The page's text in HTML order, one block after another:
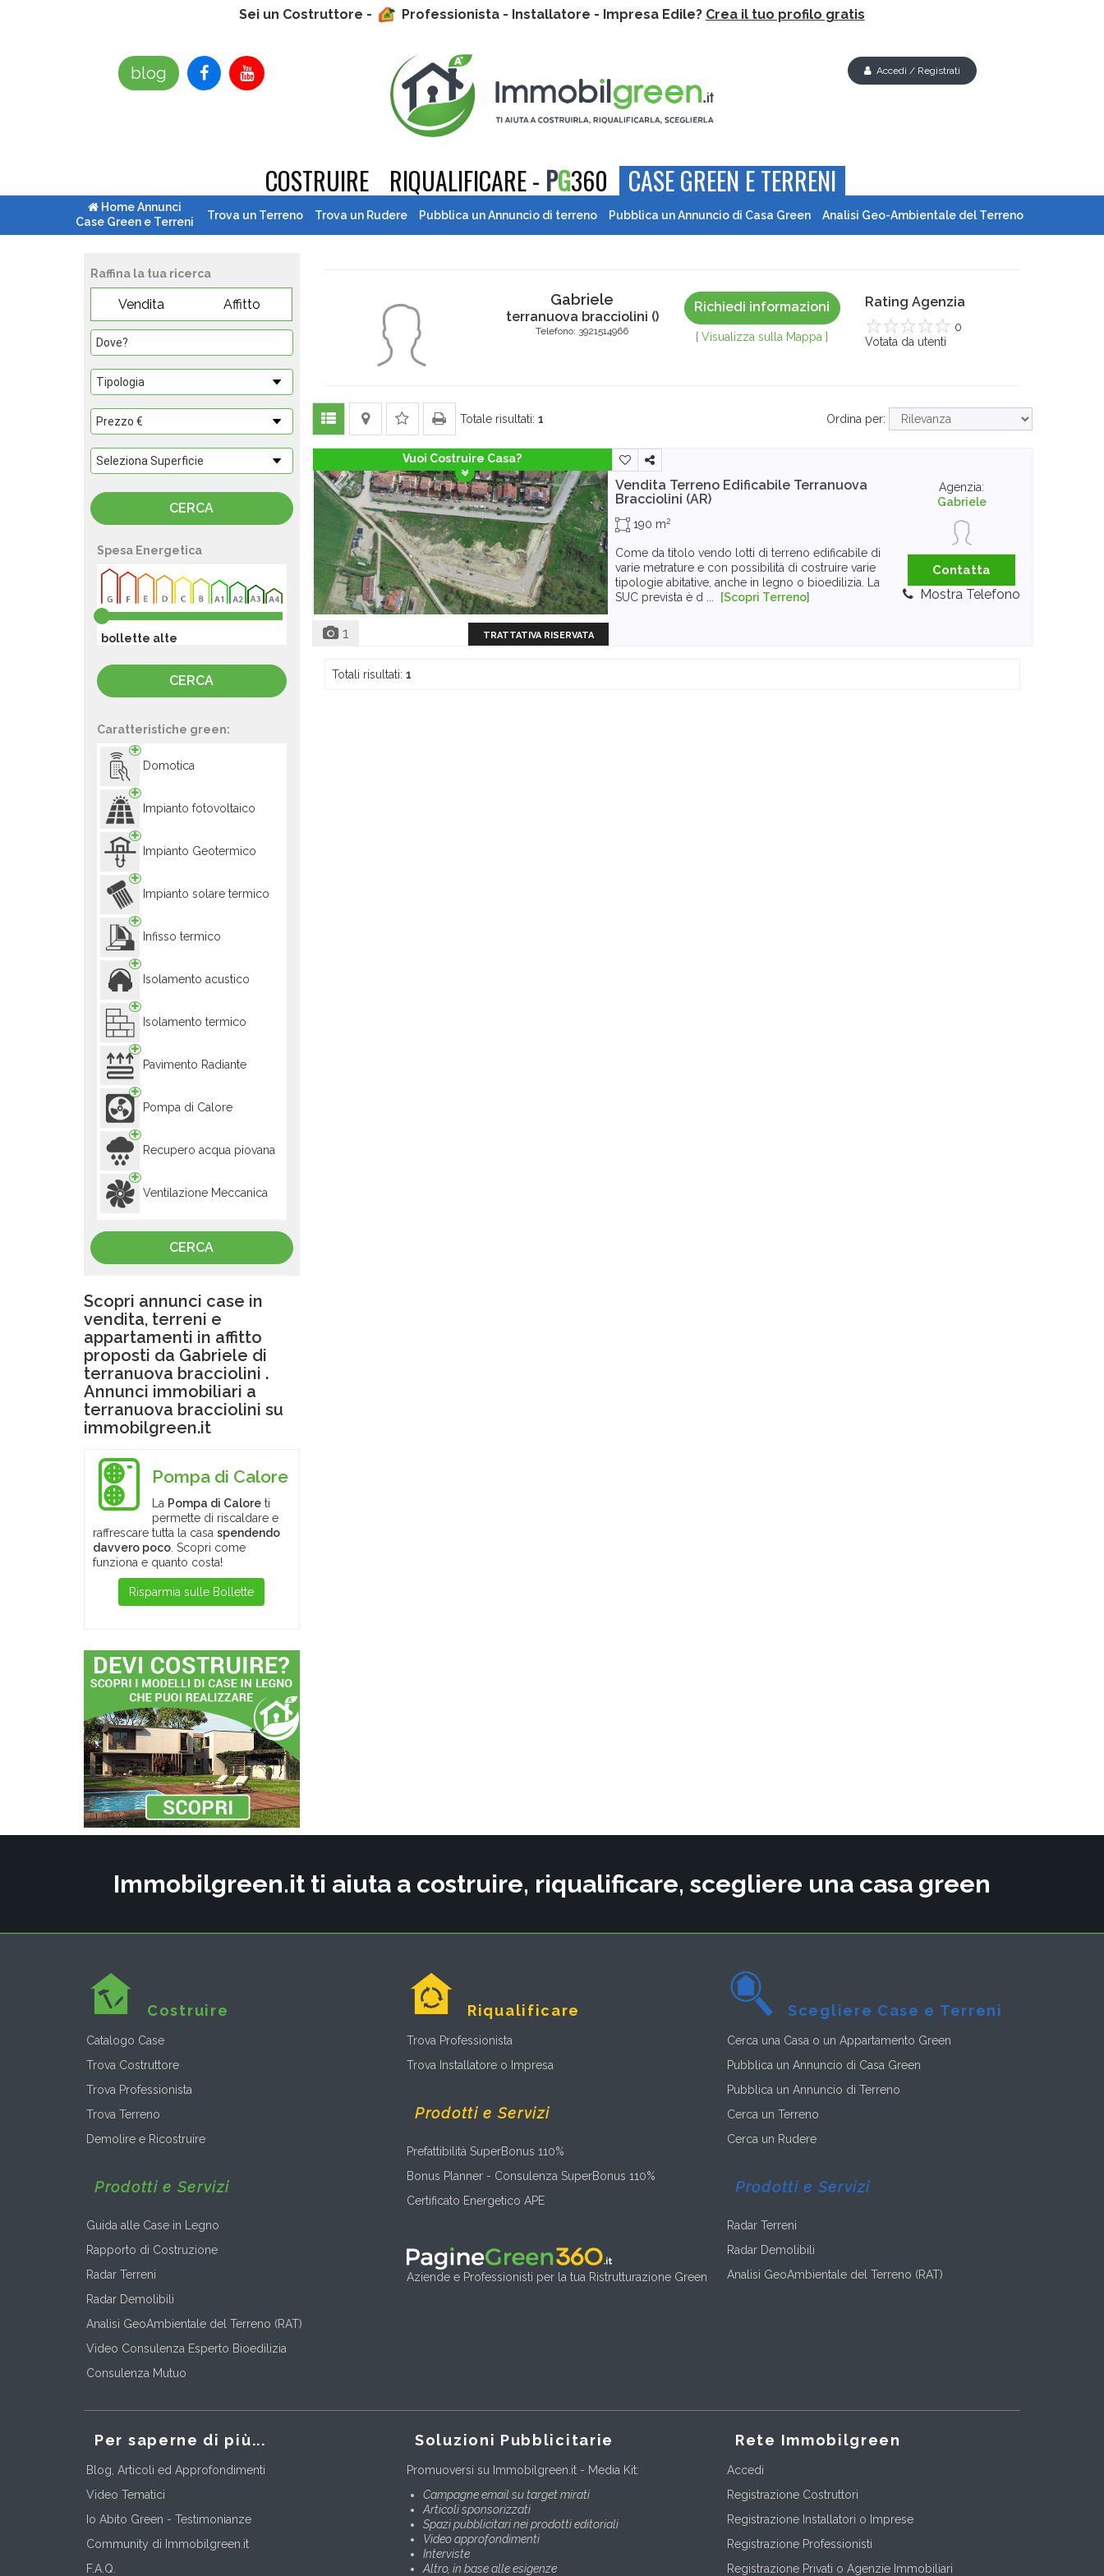
Sei un Costruttore - Professionista - Installatore - Impresa Edile? Crea il tuo profilo gratis
blog Accedi / Registrati
COSTRUIRE RIQUALIFICARE - PG360 CASE GREEN E TERRENI
Home Annunci
Case Green e Terreni
Trova un Terreno Trova un Rudere Pubblica un Annuncio di terreno Pubblica un Annuncio di Casa Green Analisi Geo-Ambientale del Terreno
Raffina la tua ricerca
Vendita Affitto
Spesa Energetica
bollette alte
Caratteristiche green:
Domotica
Impianto fotovoltaico
Impianto Geotermico
Impianto solare termico
Infisso termico
Isolamento acustico
Isolamento termico
Pavimento Radiante
Pompa di Calore
Recupero acqua piovana
Ventilazione Meccanica
Scopri annunci case in
vendita, terreni e
appartamenti in affitto
proposti da Gabriele di
terranuova bracciolini .
Annunci immobiliari a
terranuova bracciolini su
immobilgreen.it
Pompa di Calore
La Pompa di Calore ti
permette di riscaldare e
raffrescare tutta la casa spendendo
davvero poco. Scopri come
funziona e quanto costa!
Risparmia sulle Bollette
Gabriele
terranuova bracciolini ()
Telefono: 3921514966
Richiedi informazioni
[ Visualizza sulla Mappa ]
Rating Agenzia
5
4
3
2
1
0
Votata da utenti
Totale risultati: 1 Ordina per:
Vuoi Costruire Casa?
1 TRATTATIVA RISERVATA
Vendita Terreno Edificabile Terranuova
Bracciolini (AR)
190 m2
Come da titolo vendo lotti di terreno edificabile di
varie metrature e con possibilità di costruire varie
tipologie abitative, anche in legno o bioedilizia. La
SUC prevista è d ...
[Scopri Terreno]
Agenzia:
Gabriele
Contatta
Mostra Telefono
Totali risultati: 1
Immobilgreen.it ti aiuta a costruire, riqualificare, scegliere una casa green
Costruire
Catalogo Case
Trova Costruttore
Trova Professionista
Trova Terreno
Demolire e Ricostruire
Prodotti e Servizi
Guida alle Case in Legno
Rapporto di Costruzione
Radar Terreni
Radar Demolibili
Analisi GeoAmbientale del Terreno (RAT)
Video Consulenza Esperto Bioedilizia
Consulenza Mutuo
Riqualificare
Trova Professionista
Trova Installatore o Impresa
Prodotti e Servizi
Prefattibilità SuperBonus 110%
Bonus Planner - Consulenza SuperBonus 110%
Certificato Energetico APE
Aziende e Professionisti per la tua Ristrutturazione Green
Scegliere Case e Terreni
Cerca una Casa o un Appartamento Green
Pubblica un Annuncio di Casa Green
Pubblica un Annuncio di Terreno
Cerca un Terreno
Cerca un Rudere
Prodotti e Servizi
Radar Terreni
Radar Demolibili
Analisi GeoAmbientale del Terreno (RAT)
Per saperne di più...
Blog, Articoli ed Approfondimenti
Video Tematici
Io Abito Green - Testimonianze
Community di Immobilgreen.it
F.A.Q.
Soluzioni Pubblicitarie
Promuoversi su Immobilgreen.it - Media Kit:
Campagne email su target mirati
Articoli sponsorizzati
Spazi pubblicitari nei prodotti editoriali
Video approfondimenti
Interviste
Altro, in base alle esigenze
Rete Immobilgreen
Accedi
Registrazione Costruttori
Registrazione Installatori o Imprese
Registrazione Professionisti
Registrazione Privati o Agenzie Immobiliari